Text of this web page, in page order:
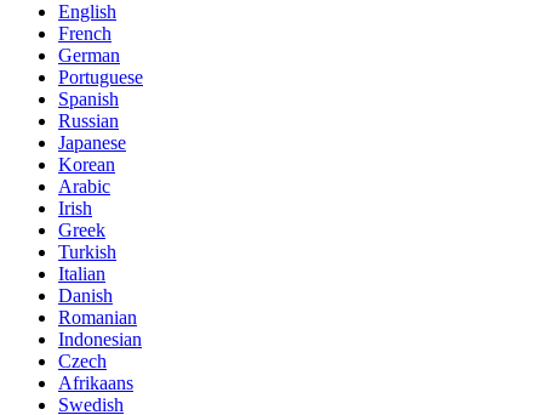
English
French
German
Portuguese
Spanish
Russian
Japanese
Korean
Arabic
Irish
Greek
Turkish
Italian
Danish
Romanian
Indonesian
Czech
Afrikaans
Swedish